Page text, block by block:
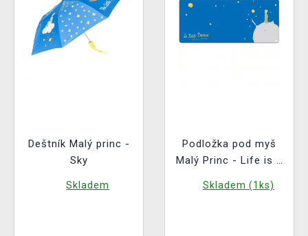
Deštník Malý princ -
Sky
Skladem
Podložka pod myš
Malý Princ - Life is a
Skladem (1ks)